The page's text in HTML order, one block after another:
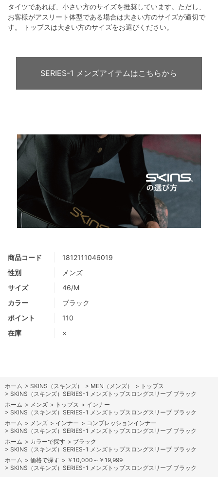
商品コード
1812111046019
性別
メンズ
サイズ
46/M
カラー
ブラック
ポイント
110
在庫
×
タイツであれば、小さい方のサイズを推奨しています。ただし、
お客様がアスリート体型である場合は大きい方のサイズが適切で
す。 トップスは大きい方のサイズをお選びください。
SERIES-1 メンズアイテムはこちらから
ホーム > SKINS（スキンズ） > MEN（メンズ） > トップス
> SKINS（スキンズ）SERIES-1 メンズトップスロングスリーブ ブラック
ホーム > メンズ > トップス > インナー
> SKINS（スキンズ）SERIES-1 メンズトップスロングスリーブ ブラック
ホーム > メンズ > インナー > コンプレッションインナー
> SKINS（スキンズ）SERIES-1 メンズトップスロングスリーブ ブラック
ホーム > カラーで探す > ブラック
> SKINS（スキンズ）SERIES-1 メンズトップスロングスリーブ ブラック
ホーム > 価格で探す > ￥10,000～￥19,999
> SKINS（スキンズ）SERIES-1 メンズトップスロングスリーブ ブラック